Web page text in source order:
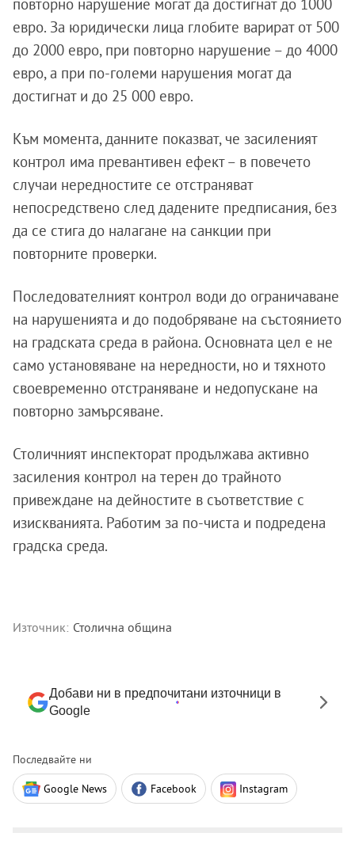
повторно нарушение могат да достигнат до 1000
евро. За юридически лица глобите варират от 500
до 2000 евро, при повторно нарушение – до 4000
евро, а при по-големи нарушения могат да
достигнат и до 25 000 евро.
Към момента, данните показват, че засиленият
контрол има превантивен ефект – в повечето
случаи нередностите се отстраняват
непосредствено след дадените предписания, без
да се стига до налагане на санкции при
повторните проверки.
Последователният контрол води до ограничаване
на нарушенията и до подобряване на състоянието
на градската среда в района. Основната цел е не
само установяване на нередности, но и тяхното
своевременно отстраняване и недопускане на
повторно замърсяване.
Столичният инспекторат продължава активно
засиления контрол на терен до трайното
привеждане на дейностите в съответствие с
изискванията. Работим за по-чиста и подредена
градска среда.
Източник: Столична община
Добави ни в предпочитани източници в
Google
Последвайте ни
Google News Facebook Instagram